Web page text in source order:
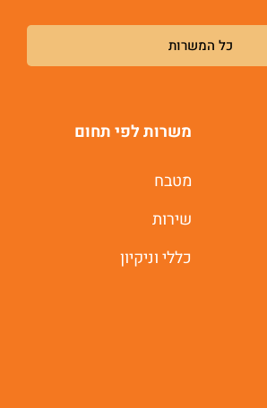
כל המשרות
משרות לפי תחום
מטבח
שירות
כללי וניקיון